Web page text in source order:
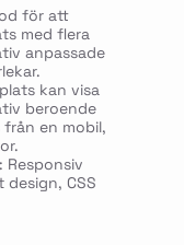
för att
med flera
anpassade
kan visa
beroende
en mobil,
Responsiv
CSS